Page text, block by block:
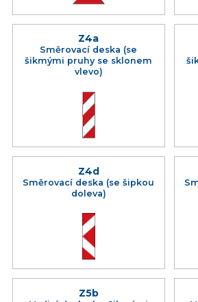
Z4a
Směrovací deska (se
šikmými pruhy se sklonem
vlevo)
Z4d
Směrovací deska (se šipkou
doleva)
Z5b